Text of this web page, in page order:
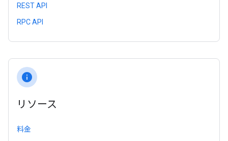
REST API
RPC API
info
リソース
料金